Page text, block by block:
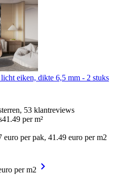
eiken, dikte 6,5 mm - 2 stuks
53 klantreviews
41.49 per m²
per pak, 41.49 euro per m2
per m2